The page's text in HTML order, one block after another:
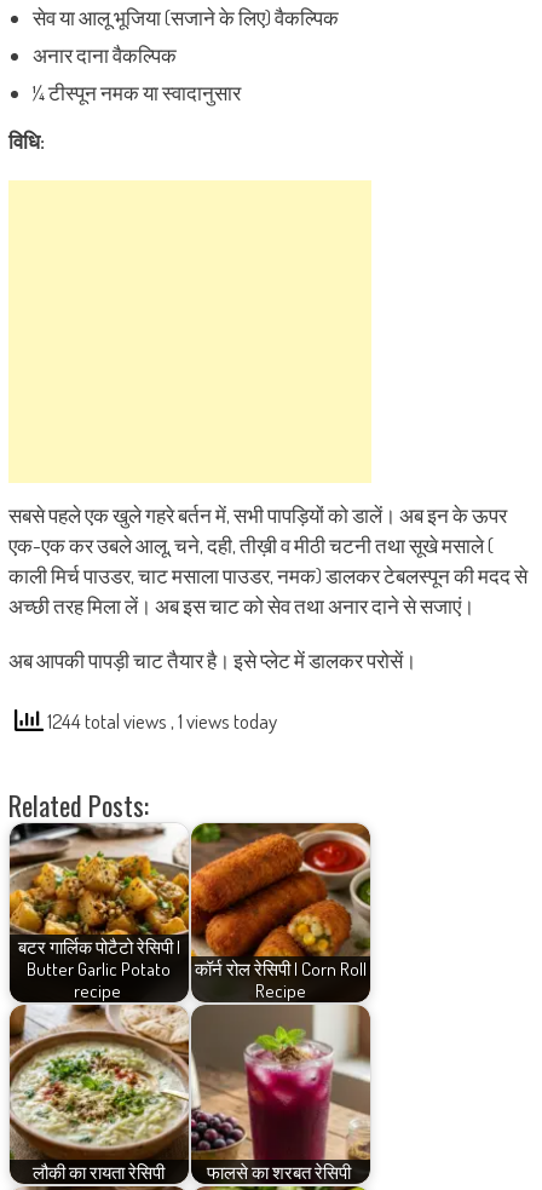
सेव या आलू भूजिया (सजाने के लिए) वैकल्पिक
अनार दाना वैकल्पिक
¼ टीस्पून नमक या स्वादानुसार
विधि:
सबसे पहले एक खुले गहरे बर्तन में, सभी पापड़ियों को डालें। अब इन के ऊपर
एक-एक कर उबले आलू, चने, दही, तीख़ी व मीठी चटनी तथा सूखे मसाले (
काली मिर्च पाउडर, चाट मसाला पाउडर, नमक) डालकर टेबलस्पून की मदद से
अच्छी तरह मिला लें। अब इस चाट को सेव तथा अनार दाने से सजाएं।
अब आपकी पापड़ी चाट तैयार है। इसे प्लेट में डालकर परोसें।
1244 total views, 1 views today
Related Posts:
बटर गार्लिक पोटैटो रेसिपी |
Butter Garlic Potato
recipe
कॉर्न रोल रेसिपी | Corn Roll
Recipe
लौकी का रायता रेसिपी फालसे का शरबत रेसिपी